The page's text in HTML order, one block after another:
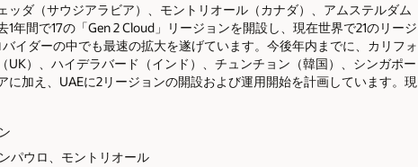
ダ（サウジアラビア）、モントリオール（カナダ）、アムステルダム
年間で17の「Gen 2 Cloud」リージョンを開設し、現在世界で21のリージ
イダーの中でも最速の拡大を遂げています。今後年内までに、カリフォ
）、ハイデラバード（インド）、チュンチョン（韓国）、シンガポー
加え、UAEに2リージョンの開設および運用開始を計画しています。現
パウロ、モントリオール